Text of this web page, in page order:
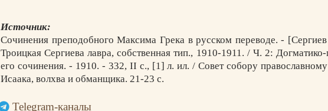
Источник:
Сочинения преподобного Максима Грека в русском переводе. -
Троицкая Сергиева лавра, собственная тип., 1910-1911. / Ч. 2:
его сочинения. - 1910. - 332, II с., [1] л. ил. / Совет собору
Исаака, волхва и обманщика. 21-23 с.
Telegram-каналы